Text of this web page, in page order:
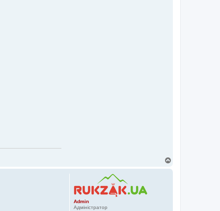
Admin
Адміністратор